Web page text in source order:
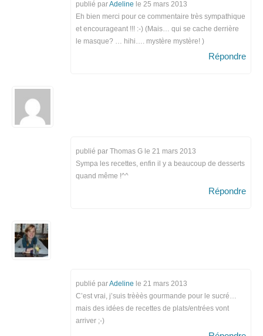
publié parAdeline le 25 mars 2013
Eh bien merci pour ce commentaire très sympathique
et encourageant !!! :-) (Mais… qui se cache derrière
le masque? … hihi…. mystère mystère! )
Répondre
publié par Thomas G le21 mars 2013
Sympa les recettes, enfin il y a beaucoup de desserts
quand même !^^
Répondre
publié parAdeline le21 mars 2013
C’est vrai, j’suis trèèès gourmande pour le sucré…
mais des idées de recettes de plats/entrées vont
arriver ;-)